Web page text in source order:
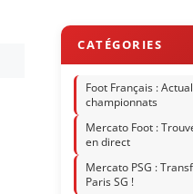
Foot Français :
championnats
Mercato Foot :
en direct
Mercato PSG :
Paris SG !